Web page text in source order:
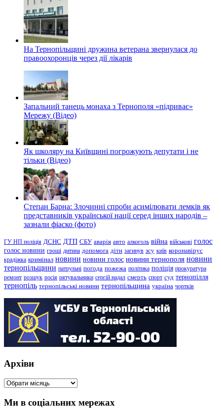
На Тернопільщині дружина ветерана звернулася до
правоохоронців через дії лікарів
Запальний танець монаха з Тернополя «підриває»
Мережу (Відео)
Як школяру на Київщині погрожують депутати і не
тільки (Відео)
Степан Барна: Злочинні спроби асимілювати лемків як
представників української нації серед інших народів –
зазнали фіаско (фото)
ГУ НП поліція ДСНС ДТП СБУ аварія авто алкоголь війна військові голос
голос новини гроші дитина допомога діти загинув зсу київ коронавірус
крадіжка кримінал новини новини голос новини тернополя новини
тернопільщини патрульні погода пожежа політика поліція прокуратура
ремонт розшук росія рятувальники сергій надал смерть спорт суд тернопілля
тернопіль тернопільські новини тернопільщина україна чортків
Архіви
Архіви
Ми в соціальних мережах